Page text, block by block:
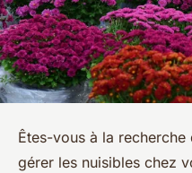
Êtes-vous à la
gérer les nuisibles chez